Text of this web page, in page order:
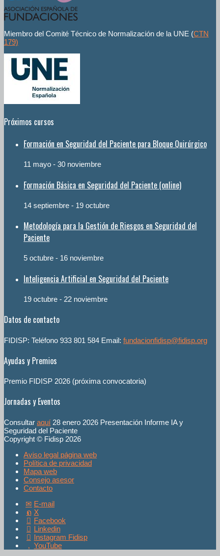
Miembro del Comité Técnico de Normalización de la UNE (CTN
179)
Próximos cursos
Formación en Seguridad del Paciente para Bloque Quirúrgico
11 mayo - 30 noviembre
Formación Básica en Seguridad del Paciente (online)
14 septiembre - 19 octubre
Metodología para la Gestión de Riesgos en Seguridad del
Paciente
5 octubre - 16 noviembre
Inteligencia Artificial en Seguridad del Paciente
19 octubre - 22 noviembre
Datos de contacto
FIDISP: Teléfono 933 801 584 Email: fundacionfidisp@fidisp.org
Ayudas y Premios
Premio FIDISP 2026 (próxima convocatoria)
Jornadas y Eventos
Consultar aquí 28 enero 2026 Presentación Informe IA y
Seguridad del Paciente
Copyright © Fidisp 2026
Aviso legal página web
Política de privacidad
Mapa web
Consejo asesor
Contacto
E-mail
X
Facebook
Linkedin
Instagram Fidisp
YouTube